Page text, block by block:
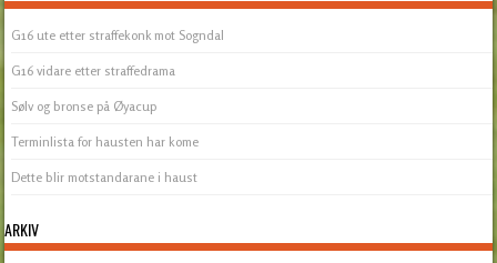
G16 ute etter straffekonk mot Sogndal
G16 vidare etter straffedrama
Sølv og bronse på Øyacup
Terminlista for hausten har kome
Dette blir motstandarane i haust
ARKIV